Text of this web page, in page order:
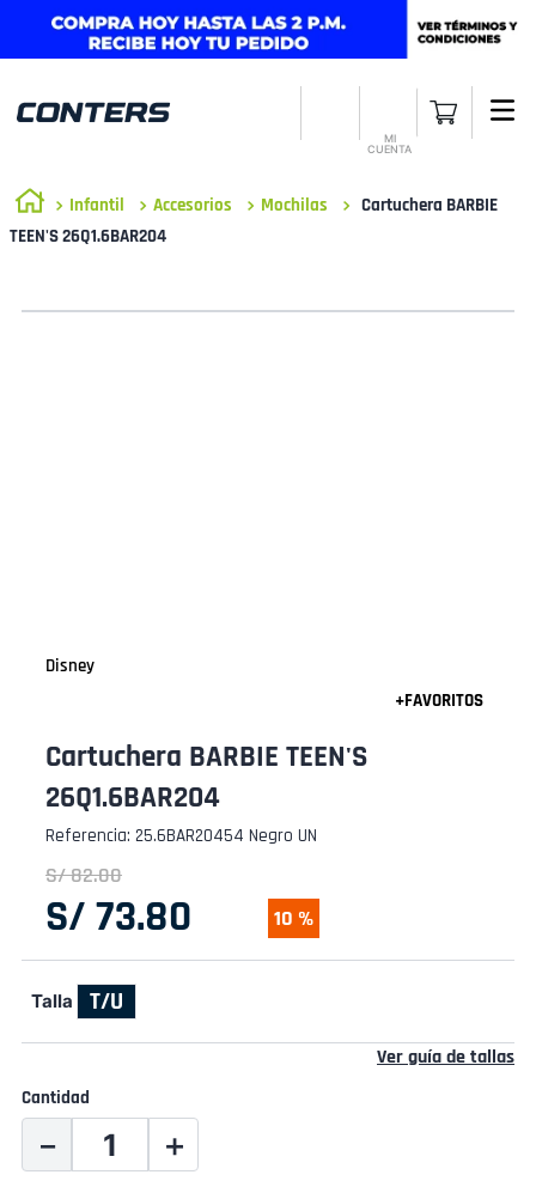
MI
CUENTA
Infantil Accesorios Mochilas
Cartuchera BARBIE
TEEN'S 26Q1.6BAR204
Disney
Cartuchera BARBIE TEEN'S
26Q1.6BAR204
Referencia: 25.6BAR20454 Negro UN
S/82.00
S/ 73.80 10 %
Talla T/U
Ver guía de tallas
Cantidad
＋
－